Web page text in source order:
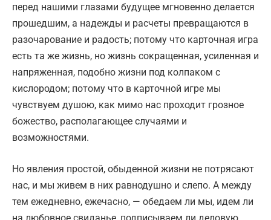
перед нашими глазами будущее мгновенно делается
прошедшим, а надежды и расчеты превращаются в
разочарование и радость; потому что карточная игра
есть та же жизнь, но жизнь сокращенная, усиленная и
напряженная, подобно жизни под колпаком с
кислородом; потому что в карточной игре мы
чувствуем душою, как мимо нас проходит грозное
божество, располагающее случаями и
возможностями.
Но явления простой, обыденной жизни не потрясают
нас, и мы живем в них равнодушно и слепо. А между
тем ежедневно, ежечасно, — обедаем ли мы, идем ли